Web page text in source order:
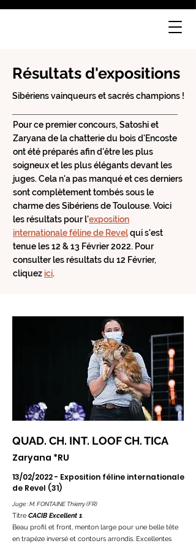
Résultats d'expositions
Sibériens vainqueurs et sacrés champions !
Pour ce premier concours, Satoshi et
Zaryana de la chatterie du bois d'Encoste
ont été préparés afin d'être les plus
soigneux et les plus élégants devant les
juges. Cela n'a pas manqué et ces derniers
sont complètement tombés sous le
charme des Sibériens de Toulouse. Voici
les résultats pour l'exposition
internationale féline de Revelqui s'est
tenue les 12 & 13 Février 2022. Pour
consulter les résultats du 12 Février,
cliquez ici.
QUAD. CH. INT. LOOF CH. TICA
Zaryana *RU
13/02/2022 - Exposition féline internationale
de Revel (31)
Juge : M. FONTAINE Thierry (FR)
Titre CACIB Excellent 1.
Beau profil et front, menton large pour une belle tête
en trapèze inversé et contours arrondis. Excellentes